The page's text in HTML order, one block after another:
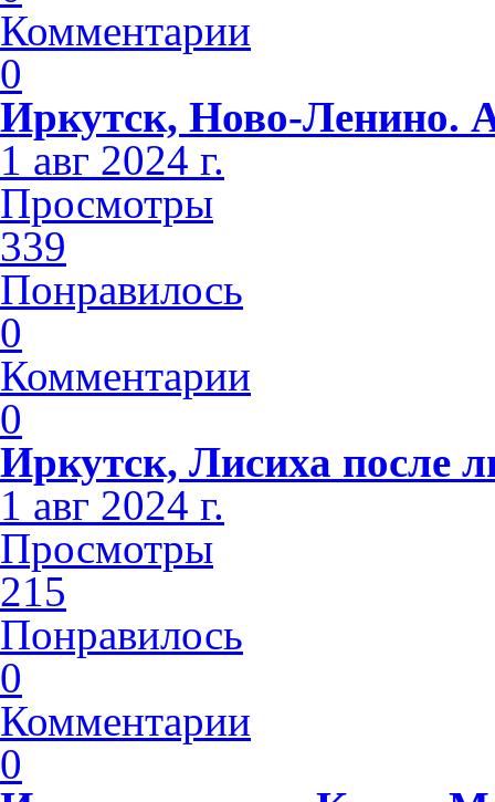
Комментарии
0
Иркутск, Ново-Ленино.
1 авг 2024 г.
Просмотры
339
Понравилось
0
Комментарии
0
Иркутск, Лисиха после
1 авг 2024 г.
Просмотры
215
Понравилось
0
Комментарии
0